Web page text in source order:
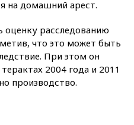
на домашний арест.
оценку расследованию
что это может быть
При этом он
2004 года и 2011
производство.